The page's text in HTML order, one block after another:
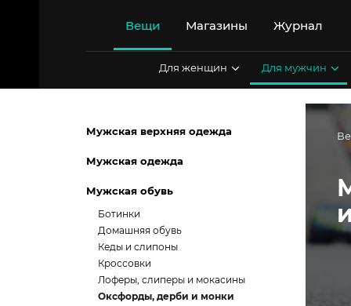
Вещи Магазины Журнал
Для женщин Для мужчин
Мужская верхняя одежда
Мужская одежда
Мужская обувь
Ботинки
Домашняя обувь
Кеды и слипоны
Кроссовки
Лоферы, слиперы и мокасины
Оксфорды, дерби и монки